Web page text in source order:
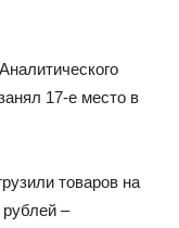
17-е место в
товаров на
–